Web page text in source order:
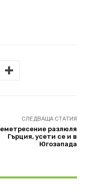
СЛЕДВАЩА СТАТИЯ
разлюля
Гърция, усети се и в
Югозапада